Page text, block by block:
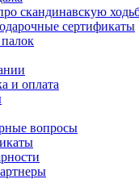
скандинавскую
сертификаты
и оплата
вопросы